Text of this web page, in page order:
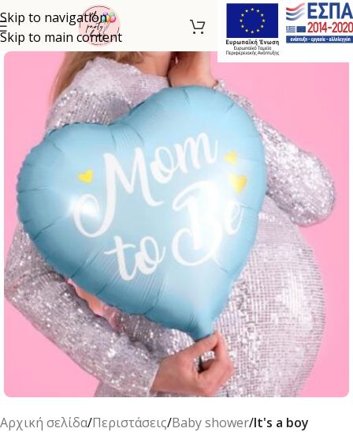
Skip to navigation
Skip to main content
Αρχική σελίδα Περιστάσεις Baby shower It's a boy